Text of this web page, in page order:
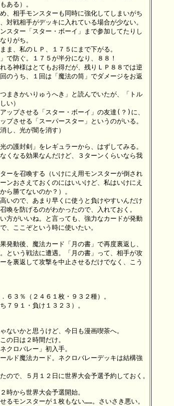
ある）。
、相手モンスターも同時に強化してしまいがち
対戦相手がデッキに入れている場合が少ない。
スター「スター・ボーイ」まで参加してたりし
りがち。
ま、私のＬＰ、１７５にまで下がる。
で防ぐ。１７５が半分になり、８８！
る神様はとてもお得だが、残りＬＰ８８では逆
のうち、１回は「魔法の筒」でダメージをお返
まきかいりゅうへき」と読んでいたが、「トル
い）
ップさせる「スター・ボーイ」の友達(？)に、
プさせる「スーパースター」というのがいる。
し、光が闇を消す）
の護封剣」をレギュラーから、はずしてみる。
くなる効果なんだけど、３ターンくらいなら我
ーを召喚する（いけにえ用モンスターが倒され
ンおさえておくのにはいいけど、私はいけにえ
ら勝てないのか？）。
いので、あまり早くに使うと負けやすいんだけ
喚を防げるのがわかったので、入れておく。
方がいいね。と言っても、強力なカードが発動
、ここぞという時に使いたい。
発動後、魔法カード「月の書」で再度裏返し、
という戦法に遭遇。「月の書」って、相手が攻
を裏返して攻撃を中止させるだけでなく、こう
６３％（２４６１枚・９３２種）。
７９１・負け１３２３）。
ないかと思うけど、今日も漫画喫茶へ。
の日は２時間だけ。
クロバレー」初入手。
ルド魔法カード。ネクロバレーデッキは結構強
ので、５月１２日に世界大会予選予約しておく。
時から世界大会予選開始。
るモンスターが１枚もない……。さいさき悪い。